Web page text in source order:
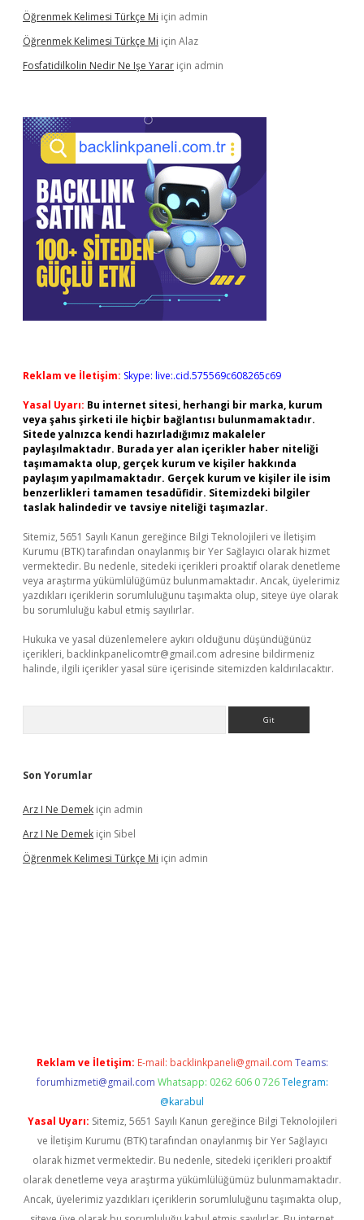
Öğrenmek Kelimesi Türkçe Mi için admin
Öğrenmek Kelimesi Türkçe Mi için Alaz
Fosfatidilkolin Nedir Ne Işe Yarar için admin
Reklam ve İletişim: Skype: live:.cid.575569c608265c69
Yasal Uyarı: Bu internet sitesi, herhangi bir marka, kurum
veya şahıs şirketi ile hiçbir bağlantısı bulunmamaktadır.
Sitede yalnızca kendi hazırladığımız makaleler
paylaşılmaktadır. Burada yer alan içerikler haber niteliği
taşımamakta olup, gerçek kurum ve kişiler hakkında
paylaşım yapılmamaktadır. Gerçek kurum ve kişiler ile isim
benzerlikleri tamamen tesadüfidir. Sitemizdeki bilgiler
taslak halindedir ve tavsiye niteliği taşımazlar.
Sitemiz, 5651 Sayılı Kanun gereğince Bilgi Teknolojileri ve İletişim
Kurumu (BTK) tarafından onaylanmış bir Yer Sağlayıcı olarak hizmet
vermektedir. Bu nedenle, sitedeki içerikleri proaktif olarak denetleme
veya araştırma yükümlülüğümüz bulunmamaktadır. Ancak, üyelerimiz
yazdıkları içeriklerin sorumluluğunu taşımakta olup, siteye üye olarak
bu sorumluluğu kabul etmiş sayılırlar.
Hukuka ve yasal düzenlemelere aykırı olduğunu düşündüğünüz
içerikleri, backlinkpanelicomtr@gmail.com adresine bildirmeniz
halinde, ilgili içerikler yasal süre içerisinde sitemizden kaldırılacaktır.
Son Yorumlar
Arz I Ne Demek için admin
Arz I Ne Demek için Sibel
Öğrenmek Kelimesi Türkçe Mi için admin
Reklam ve İletişim: E-mail: backlinkpaneli@gmail.com Teams:
forumhizmeti@gmail.com Whatsapp: 0262 606 0 726 Telegram:
@karabul
Yasal Uyarı: Sitemiz, 5651 Sayılı Kanun gereğince Bilgi Teknolojileri
ve İletişim Kurumu (BTK) tarafından onaylanmış bir Yer Sağlayıcı
olarak hizmet vermektedir. Bu nedenle, sitedeki içerikleri proaktif
olarak denetleme veya araştırma yükümlülüğümüz bulunmamaktadır.
Ancak, üyelerimiz yazdıkları içeriklerin sorumluluğunu taşımakta olup,